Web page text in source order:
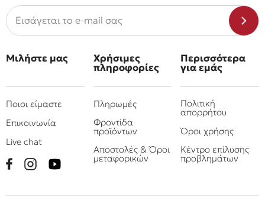
Μιλήστε μας
Ποιοι είμαστε
Επικοινωνία
Live chat
Χρήσιμες
πληροφορίες
Πληρωμές
Φροντίδα
προϊόντων
Αποστολές & Όροι
μεταφορικών
Περισσότερα
για εμάς
Πολιτική
απορρήτου
Όροι χρήσης
Κέντρο επίλυσης
προβλημάτων